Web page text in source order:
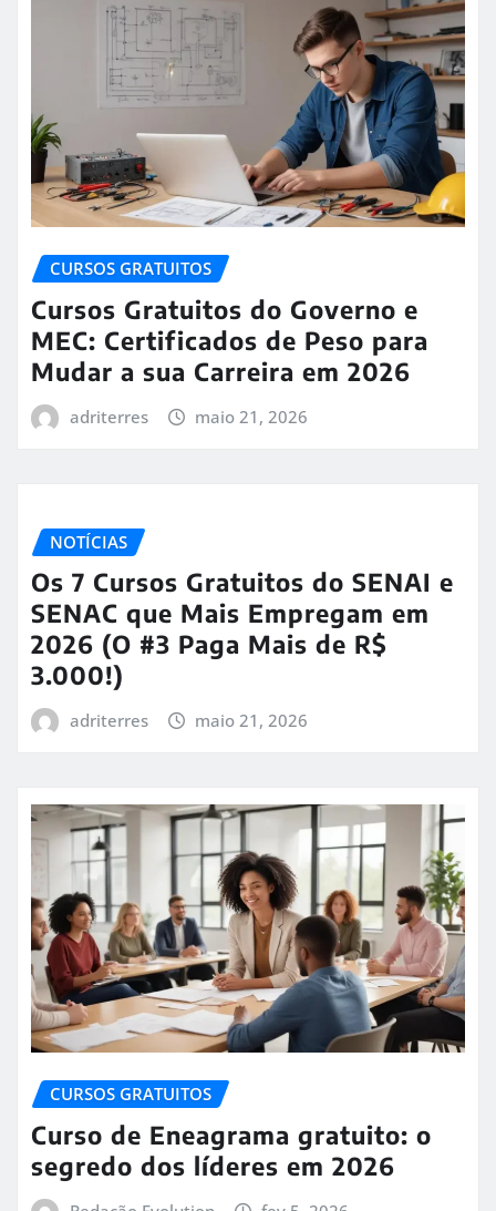
CURSOS GRATUITOS
Cursos Gratuitos do Governo e
MEC: Certificados de Peso para
Mudar a sua Carreira em 2026
adriterres maio 21, 2026
NOTÍCIAS
Os 7 Cursos Gratuitos do SENAI e
SENAC que Mais Empregam em
2026 (O #3 Paga Mais de R$
3.000!)
adriterres maio 21, 2026
CURSOS GRATUITOS
Curso de Eneagrama gratuito: o
segredo dos líderes em 2026